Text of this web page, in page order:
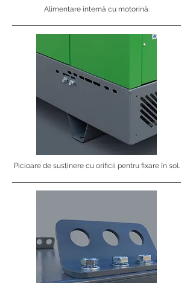
Alimentare internă cu motorină.
Picioare de susținere cu orificii pentru fixare în sol.